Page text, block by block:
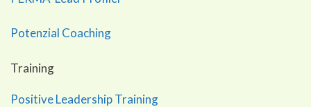
Potenzial Coaching
Training
Positive Leadership Training